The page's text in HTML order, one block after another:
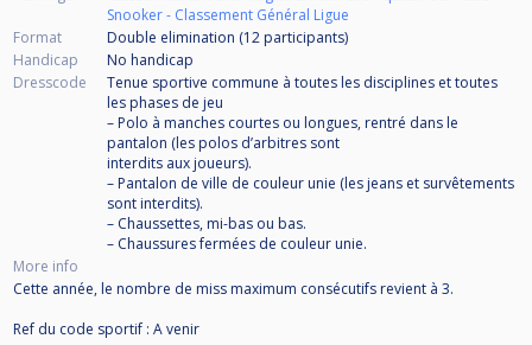
Snooker - Classement Général Ligue
Format
Double elimination (12 participants)
Handicap
No handicap
Dresscode
Tenue sportive commune à toutes les disciplines et toutes
les phases de jeu
– Polo à manches courtes ou longues, rentré dans le
pantalon (les polos d’arbitres sont
interdits aux joueurs).
– Pantalon de ville de couleur unie (les jeans et survêtements
sont interdits).
– Chaussettes, mi-bas ou bas.
– Chaussures fermées de couleur unie.
More info
Cette année, le nombre de miss maximum consécutifs revient à 3.
Ref du code sportif : A venir